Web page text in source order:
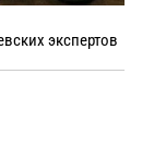
экспертов